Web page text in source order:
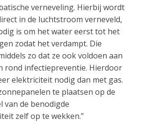
verneveling. Hierbij wordt
in de luchtstroom verneveld,
is om het water eerst tot het
zodat het verdampt. Die
zo dat ze ook voldoen aan
rond infectiepreventie. Hierdoor
elektriciteit nodig dan met gas.
te plaatsen op de
van de benodigde
zelf op te wekken.”